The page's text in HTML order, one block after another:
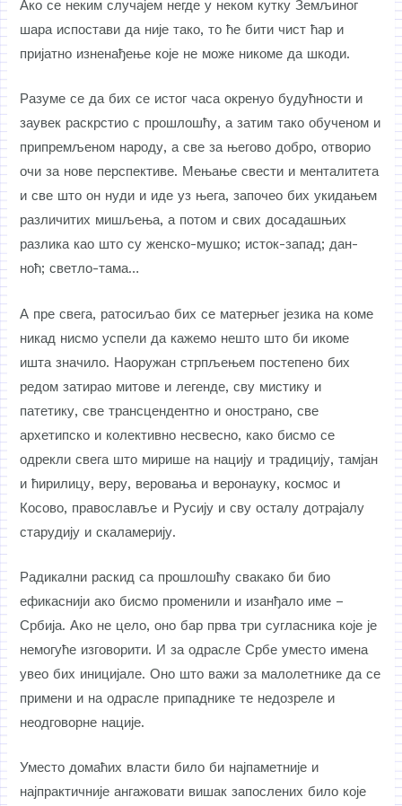
Ако се неким случајем негде у неком кутку Земљиног
шара испостави да није тако, то ће бити чист ћар и
пријатно изненађење које не може никоме да шкоди.
Разуме се да бих се истог часа окренуо будућности и
заувек раскрстио с прошлошћу, а затим тако обученом и
припремљеном народу, а све за његово добро, отворио
очи за нове перспективе. Мењање свести и менталитета
и све што он нуди и иде уз њега, започео бих укидањем
различитих мишљења, а потом и свих досадашњих
разлика као што су женско-мушко; исток-запад; дан-
ноћ; светло-тама…
А пре свега, ратосиљао бих се матерњег језика на коме
никад нисмо успели да кажемо нешто што би икоме
ишта значило. Наоружан стрпљењем постепено бих
редом затирао митове и легенде, сву мистику и
патетику, све трансцендентно и онострано, све
архетипско и колективно несвесно, како бисмо се
одрекли свега што мирише на нацију и традицију, тамјан
и ћирилицу, веру, веровања и веронауку, космос и
Косово, православље и Русију и сву осталу дотрајалу
старудију и скаламерију.
Радикални раскид са прошлошћу свакако би био
ефикаснији ако бисмо променили и изанђало име –
Србија. Ако не цело, оно бар прва три сугласника које је
немогуће изговорити. И за одрасле Србе уместо имена
увео бих иницијале. Оно што важи за малолетнике да се
примени и на одрасле припаднике те недозреле и
неодговорне нације.
Уместо домаћих власти било би најпаметније и
најпрактичније ангажовати вишак запослених било које